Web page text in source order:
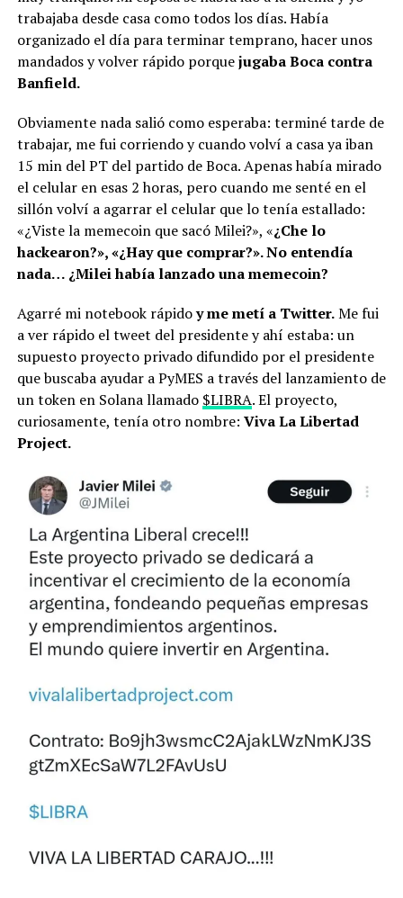
trabajaba desde casa como todos los días. Había
organizado el día para terminar temprano, hacer unos
mandados y volver rápido porquejugaba Boca contra
Banfield.
Obviamente nada salió como esperaba: terminé tarde de
trabajar, me fui corriendo y cuando volví a casa ya iban
15 min del PT del partido de Boca. Apenas había mirado
el celular en esas 2 horas, pero cuando me senté en el
sillón volví a agarrar el celular que lo tenía estallado:
«¿Viste la memecoin que sacó Milei?», «¿Che lo
hackearon?», «¿Hay que comprar?». No entendía
nada… ¿Milei había lanzado una memecoin?
Agarré mi notebook rápidoy me metí a Twitter.Me fui
a ver rápido el tweet del presidente y ahí estaba: un
supuesto proyecto privado difundido por el presidente
que buscaba ayudar a PyMES a través del lanzamiento de
un token en Solana llamado $LIBRA. El proyecto,
curiosamente, tenía otro nombre: Viva La Libertad
Project.